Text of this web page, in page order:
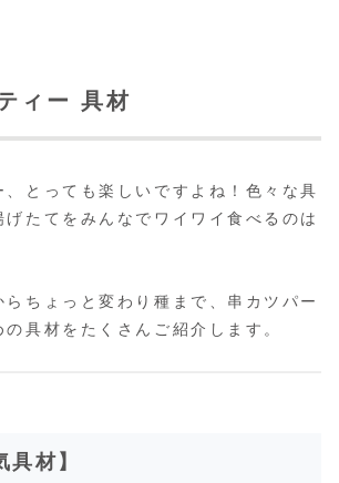
ィー 具材
、とっても楽しいですよね！色々な具
たてをみんなでワイワイ食べるのは
らちょっと変わり種まで、串カツパー
具材をたくさんご紹介します。
具材】